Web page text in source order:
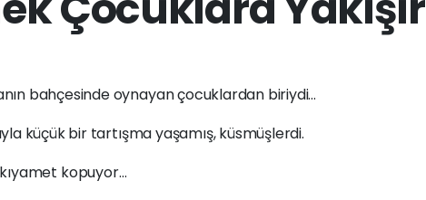
bahçesinde oynayan çocuklardan biriydi…
küçük bir tartışma yaşamış, küsmüşlerdi.
kıyamet kopuyor…